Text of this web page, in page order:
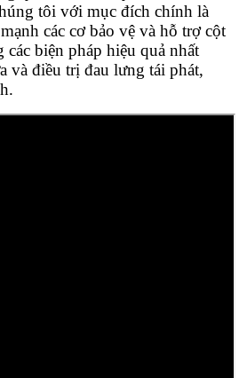
tôi với mục đích chính là
các cơ bảo vệ và hỗ trợ cột
các biện pháp hiệu quả nhất
và điều trị đau lưng tái phát,